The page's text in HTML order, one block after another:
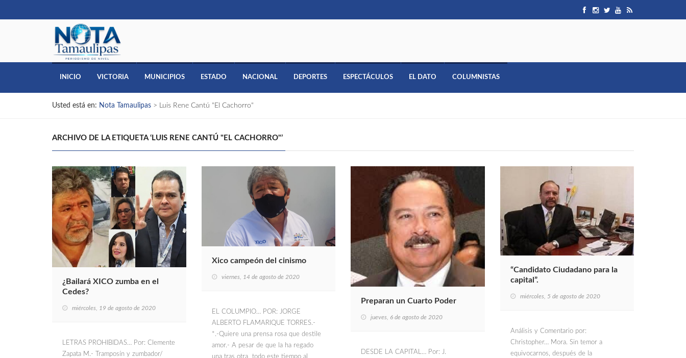
INICIO VICTORIA MUNICIPIOS ESTADO NACIONAL DEPORTES ESPECTÁCULOS EL DATO COLUMNISTAS
Usted está en: Nota Tamaulipas > Luis Rene Cantú "El Cachorro"
ARCHIVO DE LA ETIQUETA ‘LUIS RENE CANTÚ "EL CACHORRO"’
¿Bailará XICO zumba en el
Cedes?
miércoles, 19 de agosto de 2020
LETRAS PROHIBIDAS… Por: Clemente
Zapata M.- Tramposín y zumbador/
Xico campeón del cinismo
viernes, 14 de agosto de 2020
EL COLUMPIO… POR: JORGE
ALBERTO FLAMARIQUE TORRES.-
*.-Quiere una prensa rosa que destile
amor.- A pesar de que la ha regado
Preparan un Cuarto Poder
jueves, 6 de agosto de 2020
DESDE LA CAPITAL… Por: J.
“Candidato Ciudadano para la
capital”.
miércoles, 5 de agosto de 2020
Análisis y Comentario por:
Christopher… Mora. Sin temor a
equivocarnos, después de la